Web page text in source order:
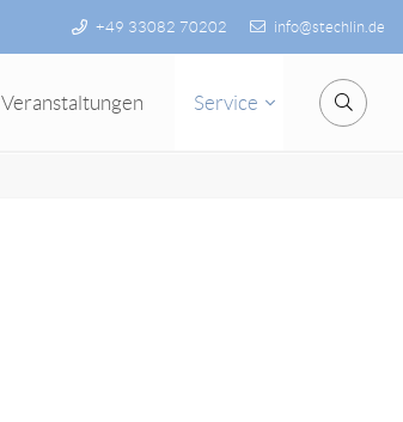
+49 33082 70202 info@stechlin.de
Veranstaltungen Service Suche